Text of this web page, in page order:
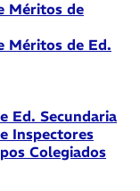
Méritos de
Méritos de Ed.
Ed. Secundaria
Inspectores
Colegiados